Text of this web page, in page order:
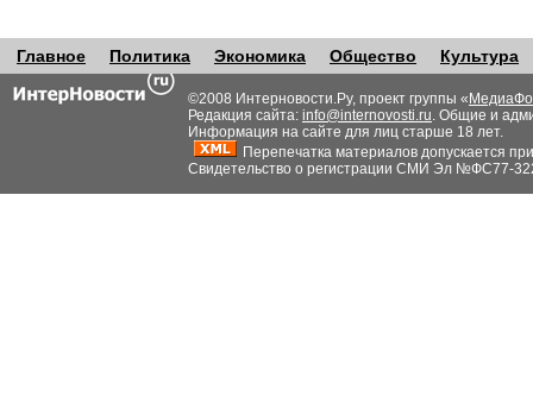
Главное Политика Экономика Общество Культура
©2008 Интерновости.Ру, проект группы «
Редакция сайта: info@internovosti.ru. Общие и
Информация на сайте для лиц старше 18 лет.
Перепечатка материалов допускается
Свидетельство о регистрации СМИ Эл №ФС77-